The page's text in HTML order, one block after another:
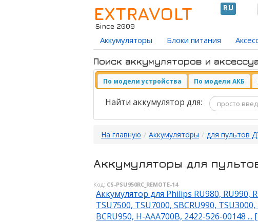
EXTRAVOLT
Since 2009
RU
Аккумуляторы Блоки питания
Поиск аккумуляторов и
По модели устройства По модели АКБ
Найти аккумулятор для:
На главную / Аккумуляторы / для пультов
Аккумуляторы для
Код: CS-PSU950RC_REMOTE-14
Аккумулятор для Philips RU980, RU990,
TSU7500, TSU7000, SBCRU990,
BCRU950, H-AAA700B, 2422-526-00148